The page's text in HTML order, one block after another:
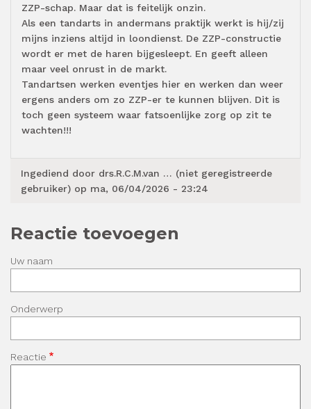
ZZP-schap. Maar dat is feitelijk onzin.
Als een tandarts in andermans praktijk werkt is hij/zij
mijns inziens altijd in loondienst. De ZZP-constructie
wordt er met de haren bijgesleept. En geeft alleen
maar veel onrust in de markt.
Tandartsen werken eventjes hier en werken dan weer
ergens anders om zo ZZP-er te kunnen blijven. Dit is
toch geen systeem waar fatsoenlijke zorg op zit te
wachten!!!
Ingediend door drs.R.C.M.van … (niet geregistreerde
gebruiker) op ma, 06/04/2026 - 23:24
Reactie toevoegen
Uw naam
Onderwerp
Reactie